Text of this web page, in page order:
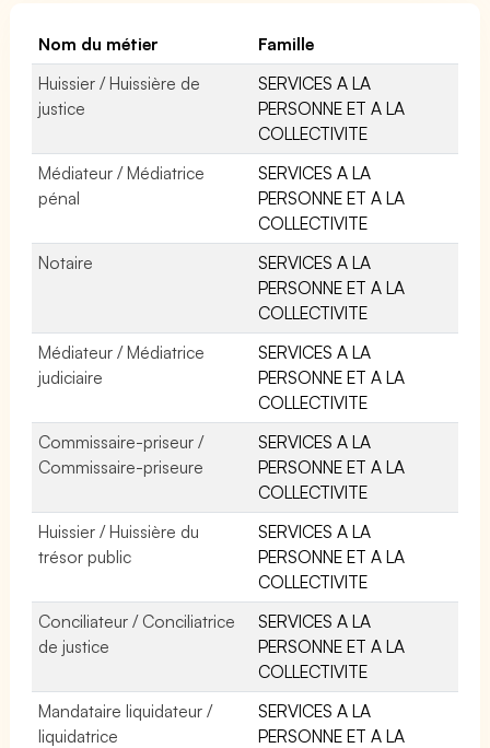
Nom du métier
Famille
Huissier / Huissière de
justice
SERVICES A LA
PERSONNE ET A LA
COLLECTIVITE
Médiateur / Médiatrice
pénal
SERVICES A LA
PERSONNE ET A LA
COLLECTIVITE
Notaire
SERVICES A LA
PERSONNE ET A LA
COLLECTIVITE
Médiateur / Médiatrice
judiciaire
SERVICES A LA
PERSONNE ET A LA
COLLECTIVITE
Commissaire-priseur /
Commissaire-priseure
SERVICES A LA
PERSONNE ET A LA
COLLECTIVITE
Huissier / Huissière du
trésor public
SERVICES A LA
PERSONNE ET A LA
COLLECTIVITE
Conciliateur / Conciliatrice
de justice
SERVICES A LA
PERSONNE ET A LA
COLLECTIVITE
Mandataire liquidateur /
liquidatrice
SERVICES A LA
PERSONNE ET A LA